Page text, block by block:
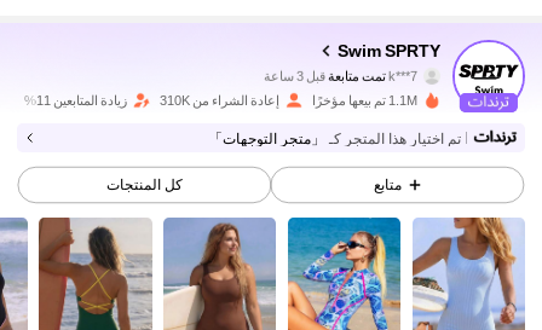
Swim SPRTY
k***7تمت متابعةقبل 3 ساعة
5***0
تتصفح
4.90
159K متابعون
4.90 159K متابعون
4.90 159K متابعون
1.1M تم بيعها مؤخرًا إعادة الشراء من 310K زيادة المتابعين 11%
تم اختيار هذا المتجر كـ 「متجر التوجهات」
متابع كل المنتجات